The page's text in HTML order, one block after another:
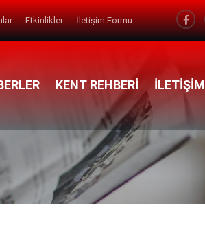
Etkinlikler İletişim Formu
KENT REHBERİ İLETİŞİM